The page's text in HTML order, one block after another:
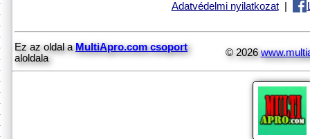
Adatvédelmi nyilatkozat|
Ez az oldal aMultiApro.com csoport
aloldala
© 2026